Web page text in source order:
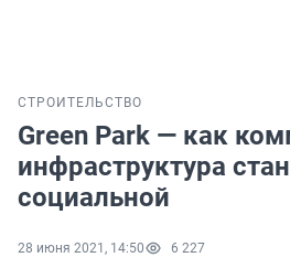
СТРОИТЕЛЬСТВО
Green Park — как
инфраструктура
социальной
28 июня 2021, 14:50 6 227